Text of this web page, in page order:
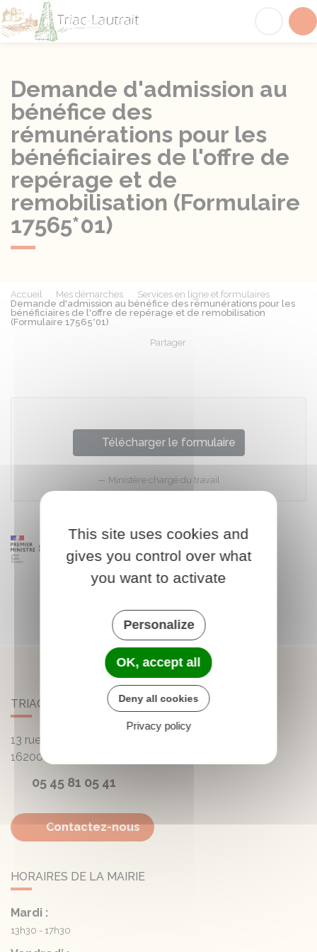
Demande d'admission au
bénéfice des
rémunérations pour les
bénéficiaires de l'offre de
repérage et de
remobilisation (Formulaire
17565*01)
Accueil Mes démarches
Services en ligne et formulaires
Demande d'admission au bénéfice des rémunérations pour les
bénéficiaires de l'offre de repérage et de remobilisation
(Formulaire 17565*01)
Partager
Télécharger le formulaire
Ministère chargé du travail
TRIAC-LAUTRAIT
13 rue de la Mairie - Lautrait
16200
05 45 81 05 41
Contactez-nous
HORAIRES DE LA MAIRIE
Mardi :
13h30 - 17h30
This site uses cookies and
gives you control over what
you want to activate
Personalize
OK, accept all
Deny all cookies
Privacy policy